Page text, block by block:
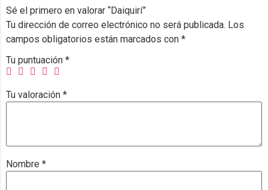
Sé el primero en valorar “Daiquirí”
Tu dirección de correo electrónico no será publicada. Los
campos obligatorios están marcados con *
Tu puntuación *
Tu valoración *
Nombre *